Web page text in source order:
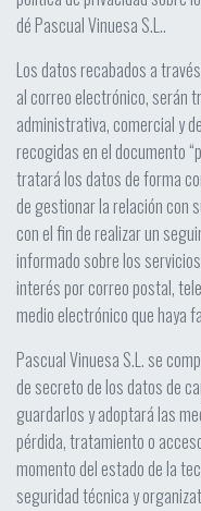
dé Pascual Vinuesa S.L..
Los datos recabados a
al correo electrónico, serán
administrativa, comercial y
recogidas en el documento
tratará los datos de forma
de gestionar la relación con
con el fin de realizar un
informado sobre los
interés por correo postal,
medio electrónico que haya
Pascual Vinuesa S.L. se
de secreto de los datos de
guardarlos y adoptará las
pérdida, tratamiento o
momento del estado de la
seguridad técnica y